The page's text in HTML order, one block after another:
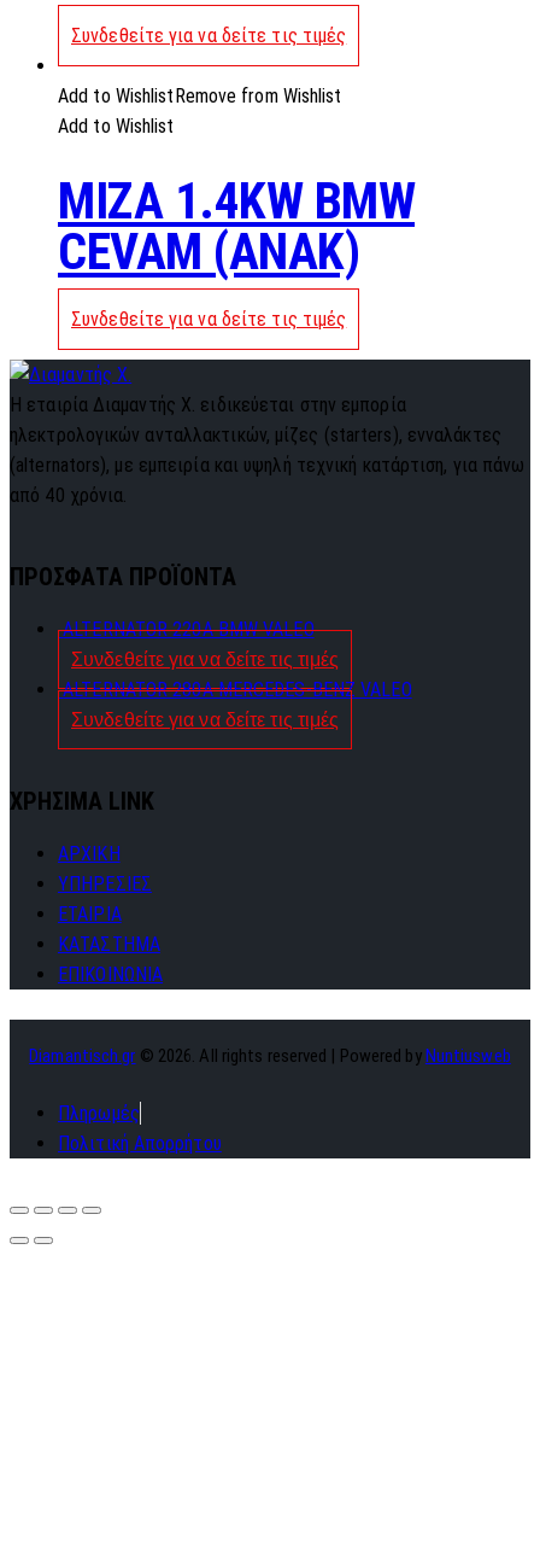
Συνδεθείτε για να δείτε τις τιμές
Add to Wishlist Remove from Wishlist
Add to Wishlist
MIZA 1.4KW BMW
CEVAM (ANAK)
Συνδεθείτε για να δείτε τις τιμές
Η εταιρία Διαμαντής Χ. ειδικεύεται στην εμπορία
ηλεκτρολογικών ανταλλακτικών, μίζες (starters), ενναλάκτες
(alternators), με εμπειρία και υψηλή τεχνική κατάρτιση, για πάνω
από 40 χρόνια.
ΠΡΟΣΦΑΤΑ ΠΡΟΪΟΝΤΑ
ALTERNATOR 220A BMW VALEO
Συνδεθείτε για να δείτε τις τιμές
ALTERNATOR 280A MERCEDES-BENZ VALEO
Συνδεθείτε για να δείτε τις τιμές
ΧΡΗΣΙΜΑ LINK
ΑΡΧΙΚΗ
ΥΠΗΡΕΣΙΕΣ
ΕΤΑΙΡΙΑ
ΚΑΤΑΣΤΗΜΑ
ΕΠΙΚΟΙΝΩΝΙΑ
Diamantisch.gr © 2026. All rights reserved | Powered by Nuntiusweb
Πληρωμές
Πολιτική Απορρήτου